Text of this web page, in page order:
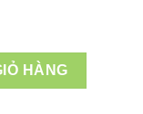
Tại HCM số lượng
HÀNG